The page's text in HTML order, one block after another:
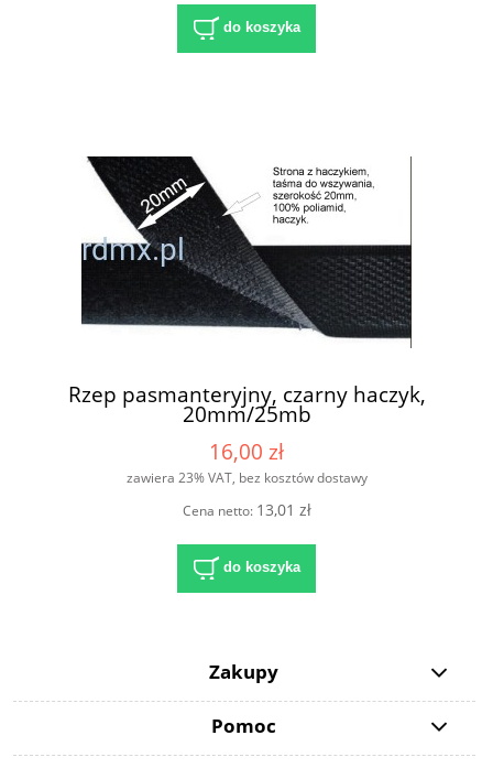
do koszyka
Rzep pasmanteryjny, czarny haczyk,
20mm/25mb
16,00 zł
zawiera 23% VAT, bez kosztów dostawy
Cena netto: 13,01 zł
do koszyka
Zakupy
Pomoc